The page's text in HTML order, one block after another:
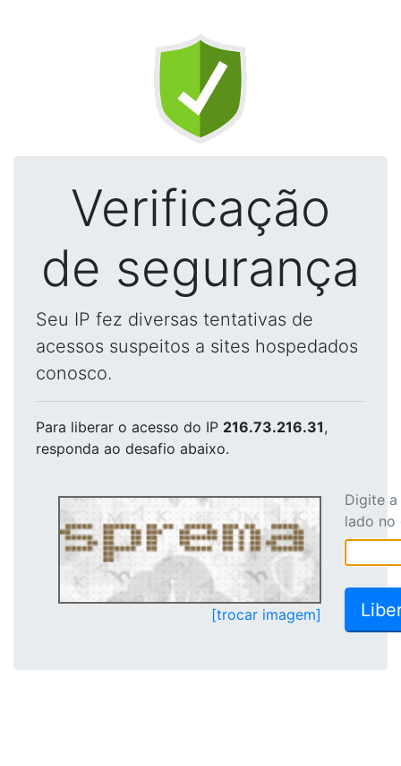
Verificação
de segurança
Seu IP fez diversas tentativas de
acessos suspeitos a sites hospedados
conosco.
Para liberar o acesso do IP 216.73.216.31,
responda ao desafio abaixo.
[trocar imagem]
Digite
lado no